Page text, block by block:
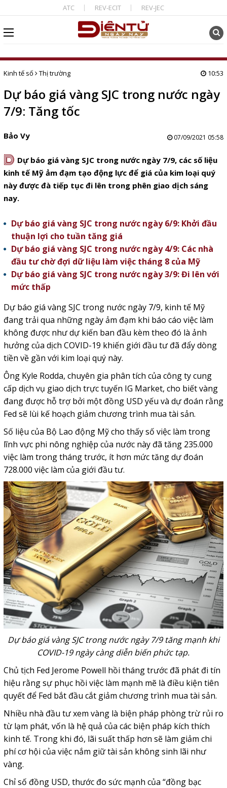
ATC REV-ECIT REV-JEC
Kinh tế số Thị trường 10:53
Dự báo giá vàng SJC trong nước ngày
7/9: Tăng tốc
Bảo Vy 07/09/2021 05:58
D Dự báo giá vàng SJC trong nước ngày 7/9, các số liệu
kinh tế Mỹ ảm đạm tạo động lực để giá của kim loại quý
này được đà tiếp tục đi lên trong phên giao dịch sáng
nay.
Dự báo giá vàng SJC trong nước ngày 6/9: Khởi đầu
thuận lợi cho tuần tăng giá
Dự báo giá vàng SJC trong nước ngày 4/9: Các nhà
đầu tư chờ đợi dữ liệu làm việc tháng 8 của Mỹ
Dự báo giá vàng SJC trong nước ngày 3/9: Đi lên với
mức thấp
Dự báo giá vàng SJC trong nước ngày 7/9, kinh tế Mỹ
đang trải qua những ngày ảm đạm khi báo cáo việc làm
không được như dự kiến ban đầu kèm theo đó là ảnh
hưởng của dịch COVID-19 khiến giới đầu tư đã đẩy dòng
tiền về gần với kim loại quý này.
Ông Kyle Rodda, chuyên gia phân tích của công ty cung
cấp dịch vụ giao dịch trực tuyến IG Market, cho biết vàng
đang được hỗ trợ bởi một đồng USD yếu và dự đoán rằng
Fed sẽ lùi kế hoạch giảm chương trình mua tài sản.
Số liệu của Bộ Lao động Mỹ cho thấy số việc làm trong
lĩnh vực phi nông nghiệp của nước này đã tăng 235.000
việc làm trong tháng trước, ít hơn mức tăng dự đoán
728.000 việc làm của giới đầu tư.
Dự báo giá vàng SJC trong nước ngày 7/9 tăng mạnh khi
COVID-19 ngày càng diễn biến phức tạp.
Chủ tịch Fed Jerome Powell hồi tháng trước đã phát đi tín
hiệu rằng sự phục hồi việc làm mạnh mẽ là điều kiện tiên
quyết để Fed bắt đầu cắt giảm chương trình mua tài sản.
Nhiều nhà đầu tư xem vàng là biện pháp phòng trừ rủi ro
từ lạm phát, vốn là hệ quả của các biện pháp kích thích
kinh tế. Trong khi đó, lãi suất thấp hơn sẽ làm giảm chi
phí cơ hội của việc nắm giữ tài sản không sinh lãi như
vàng.
Chỉ số đồng USD, thước đo sức mạnh của “đồng bạc